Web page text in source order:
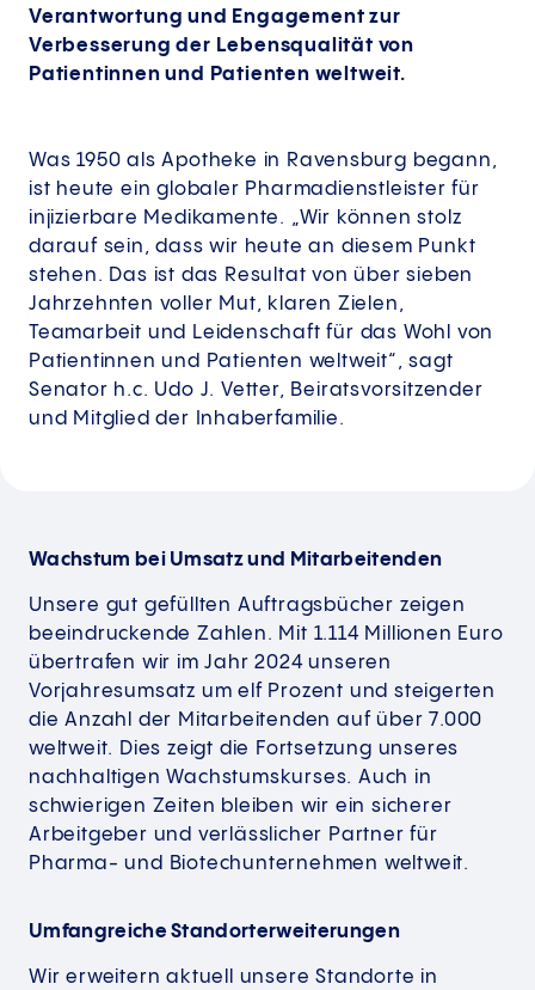
Verantwortung und Engagement zur
Verbesserung der Lebensqualität von
Patientinnen und Patienten weltweit.
Was 1950 als Apotheke in Ravensburg begann,
ist heute ein globaler Pharmadienstleister für
injizierbare Medikamente. „Wir können stolz
darauf sein, dass wir heute an diesem Punkt
stehen. Das ist das Resultat von über sieben
Jahrzehnten voller Mut, klaren Zielen,
Teamarbeit und Leidenschaft für das Wohl von
Patientinnen und Patienten weltweit“, sagt
Senator h.c. Udo J. Vetter, Beiratsvorsitzender
und Mitglied der Inhaberfamilie.
Wachstum bei Umsatz und Mitarbeitenden
Unsere gut gefüllten Auftragsbücher zeigen
beeindruckende Zahlen. Mit 1.114 Millionen Euro
übertrafen wir im Jahr 2024 unseren
Vorjahresumsatz um elf Prozent und steigerten
die Anzahl der Mitarbeitenden auf über 7.000
weltweit. Dies zeigt die Fortsetzung unseres
nachhaltigen Wachstumskurses. Auch in
schwierigen Zeiten bleiben wir ein sicherer
Arbeitgeber und verlässlicher Partner für
Pharma- und Biotechunternehmen weltweit.
Umfangreiche Standorterweiterungen
Wir erweitern aktuell unsere Standorte in